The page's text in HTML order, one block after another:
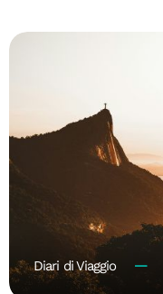
Diari di Viaggio